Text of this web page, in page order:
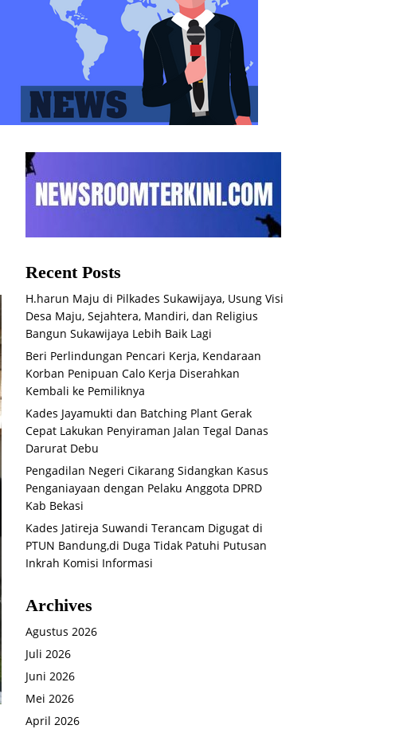
Recent Posts
H.harun Maju di Pilkades Sukawijaya, Usung Visi
Desa Maju, Sejahtera, Mandiri, dan Religius
Bangun Sukawijaya Lebih Baik Lagi
Beri Perlindungan Pencari Kerja, Kendaraan
Korban Penipuan Calo Kerja Diserahkan
Kembali ke Pemiliknya
Kades Jayamukti dan Batching Plant Gerak
Cepat Lakukan Penyiraman Jalan Tegal Danas
Darurat Debu
Pengadilan Negeri Cikarang Sidangkan Kasus
Penganiayaan dengan Pelaku Anggota DPRD
Kab Bekasi
Kades Jatireja Suwandi Terancam Digugat di
PTUN Bandung,di Duga Tidak Patuhi Putusan
Inkrah Komisi Informasi
Archives
Agustus 2026
Juli 2026
Juni 2026
Mei 2026
April 2026